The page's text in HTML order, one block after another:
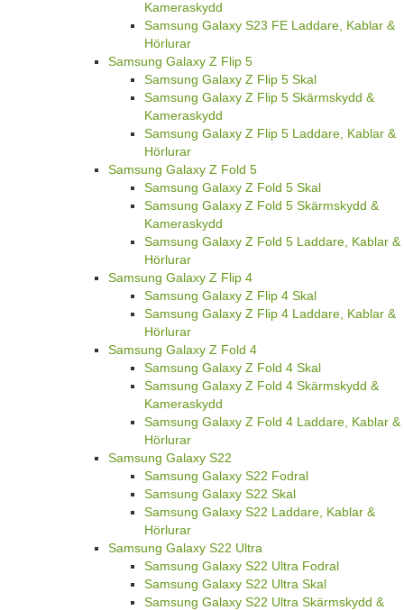
Kameraskydd
Samsung Galaxy S23 FE Laddare, Kablar &
Hörlurar
Samsung Galaxy Z Flip 5
Samsung Galaxy Z Flip 5 Skal
Samsung Galaxy Z Flip 5 Skärmskydd &
Kameraskydd
Samsung Galaxy Z Flip 5 Laddare, Kablar &
Hörlurar
Samsung Galaxy Z Fold 5
Samsung Galaxy Z Fold 5 Skal
Samsung Galaxy Z Fold 5 Skärmskydd &
Kameraskydd
Samsung Galaxy Z Fold 5 Laddare, Kablar &
Hörlurar
Samsung Galaxy Z Flip 4
Samsung Galaxy Z Flip 4 Skal
Samsung Galaxy Z Flip 4 Laddare, Kablar &
Hörlurar
Samsung Galaxy Z Fold 4
Samsung Galaxy Z Fold 4 Skal
Samsung Galaxy Z Fold 4 Skärmskydd &
Kameraskydd
Samsung Galaxy Z Fold 4 Laddare, Kablar &
Hörlurar
Samsung Galaxy S22
Samsung Galaxy S22 Fodral
Samsung Galaxy S22 Skal
Samsung Galaxy S22 Laddare, Kablar &
Hörlurar
Samsung Galaxy S22 Ultra
Samsung Galaxy S22 Ultra Fodral
Samsung Galaxy S22 Ultra Skal
Samsung Galaxy S22 Ultra Skärmskydd &